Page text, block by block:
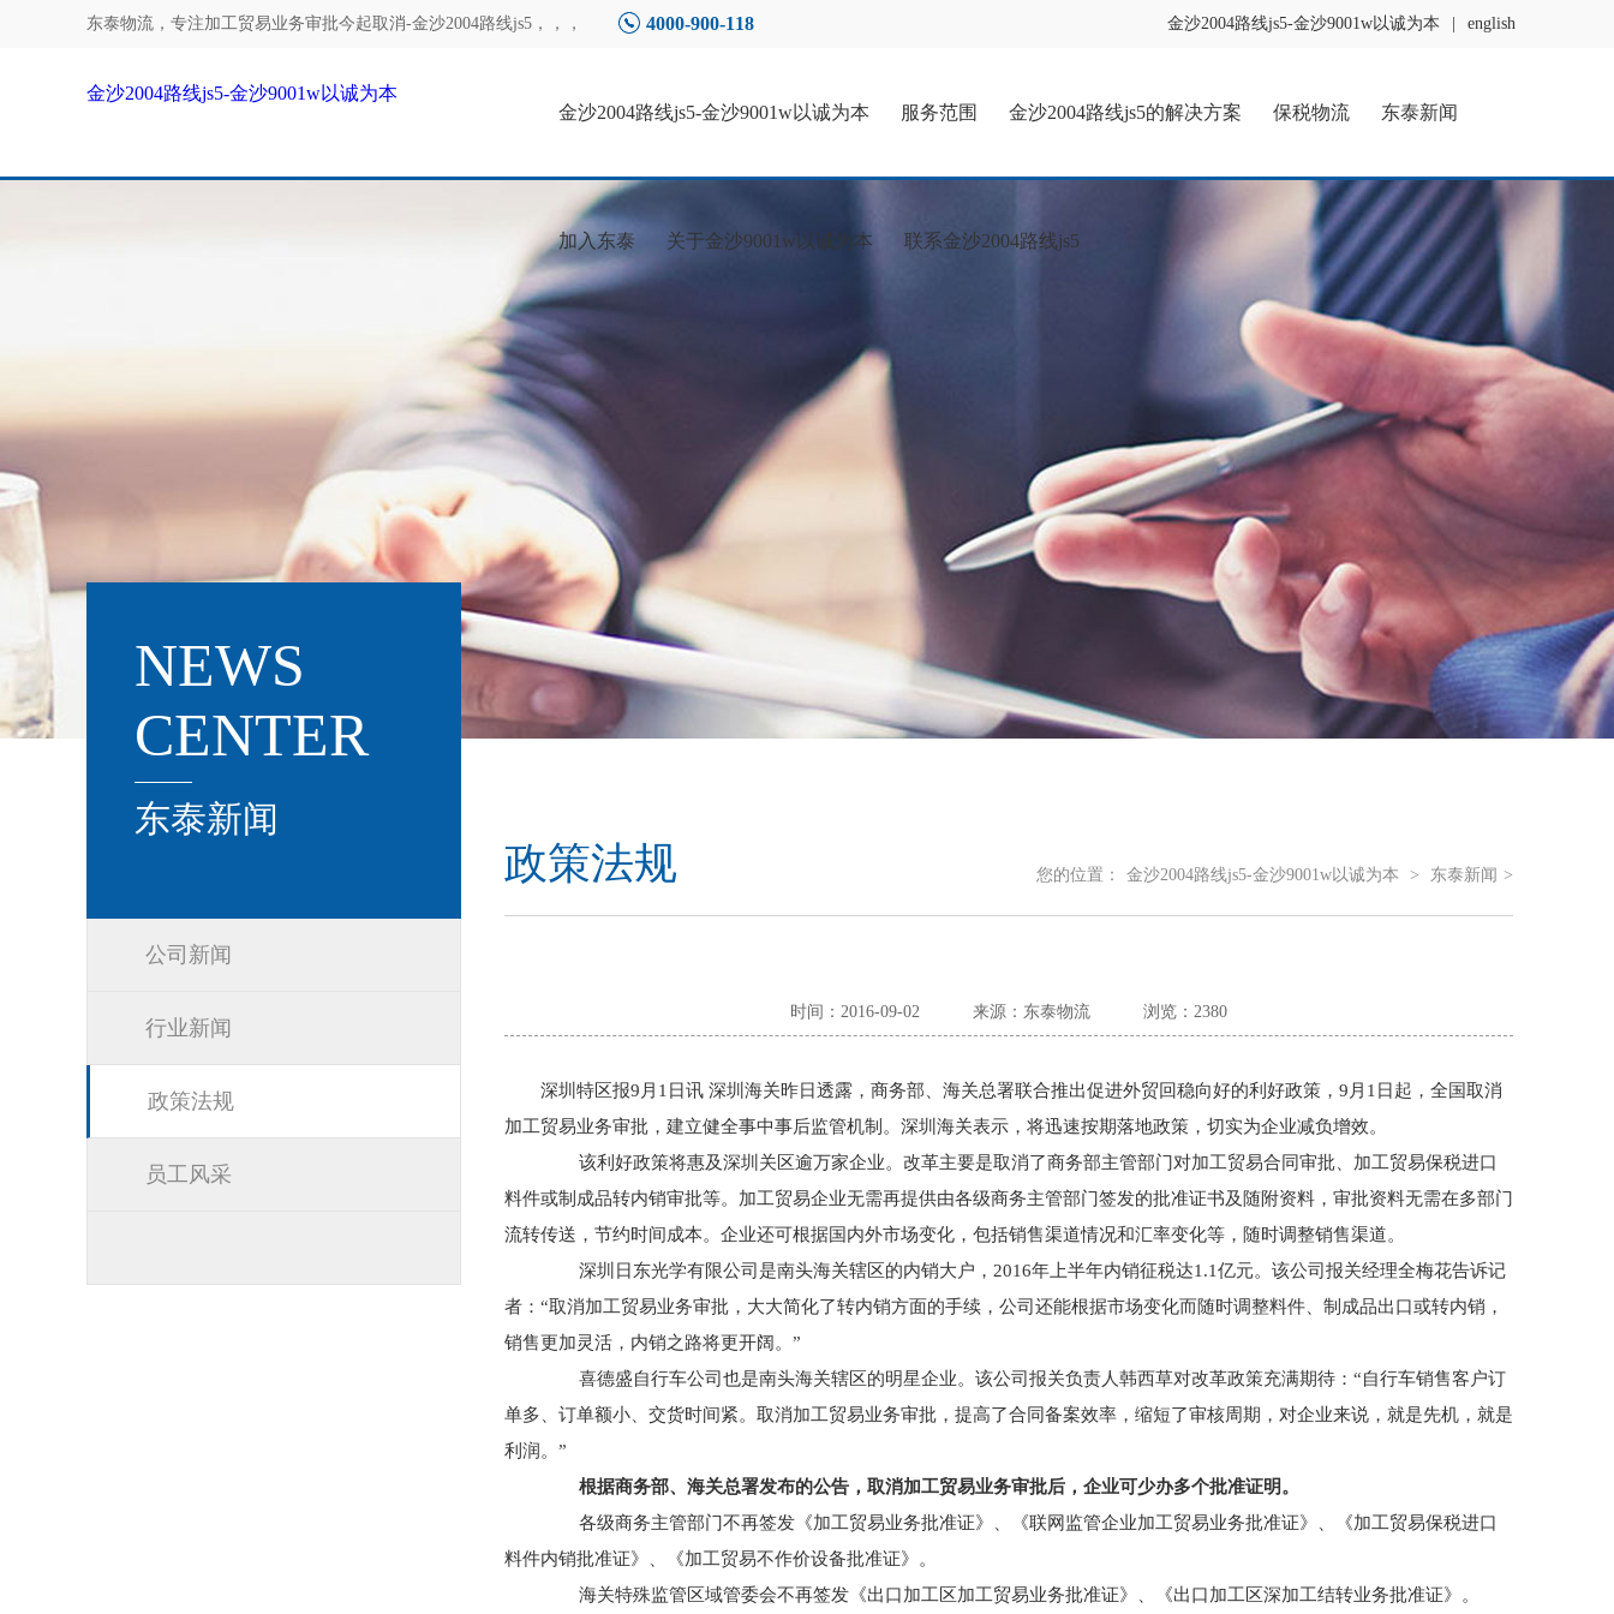
东泰物流，专注加工贸易业务审批今起取消-金沙2004路线js5 ，，， 4000-900-118 金沙2004路线js5-金沙9001w以诚为本 english
金沙2004路线js5-金沙9001w以诚为本
金沙2004路线js5-金沙9001w以诚为本
服务范围 金沙2004路线js5的解决方案 保税物流 东泰新闻
加入东泰 关于金沙9001w以诚为本 联系金沙2004路线js5
NEWS
CENTER
东泰新闻
公司新闻
行业新闻
政策法规
员工风采
政策法规 您的位置： 金沙2004路线js5-金沙9001w以诚为本 > 东泰新闻 >
时间：2016-09-02 来源：东泰物流 浏览：2380
深圳特区报9月1日讯 深圳海关昨日透露，商务部、海关总署联合推出促进外贸回稳向好的利好政策，9月1日起，全国取消
加工贸易业务审批，建立健全事中事后监管机制。深圳海关表示，将迅速按期落地政策，切实为企业减负增效。
该利好政策将惠及深圳关区逾万家企业。改革主要是取消了商务部主管部门对加工贸易合同审批、加工贸易保税进口
料件或制成品转内销审批等。加工贸易企业无需再提供由各级商务主管部门签发的批准证书及随附资料，审批资料无需在多部门
流转传送，节约时间成本。企业还可根据国内外市场变化，包括销售渠道情况和汇率变化等，随时调整销售渠道。
深圳日东光学有限公司是南头海关辖区的内销大户，2016年上半年内销征税达1.1亿元。该公司报关经理全梅花告诉记
者：“取消加工贸易业务审批，大大简化了转内销方面的手续，公司还能根据市场变化而随时调整料件、制成品出口或转内销，
销售更加灵活，内销之路将更开阔。”
喜德盛自行车公司也是南头海关辖区的明星企业。该公司报关负责人韩西草对改革政策充满期待：“自行车销售客户订
单多、订单额小、交货时间紧。取消加工贸易业务审批，提高了合同备案效率，缩短了审核周期，对企业来说，就是先机，就是
利润。”
根据商务部、海关总署发布的公告，取消加工贸易业务审批后，企业可少办多个批准证明。
各级商务主管部门不再签发《加工贸易业务批准证》、《联网监管企业加工贸易业务批准证》、《加工贸易保税进口
料件内销批准证》、《加工贸易不作价设备批准证》。
海关特殊监管区域管委会不再签发《出口加工区加工贸易业务批准证》、《出口加工区深加工结转业务批准证》。